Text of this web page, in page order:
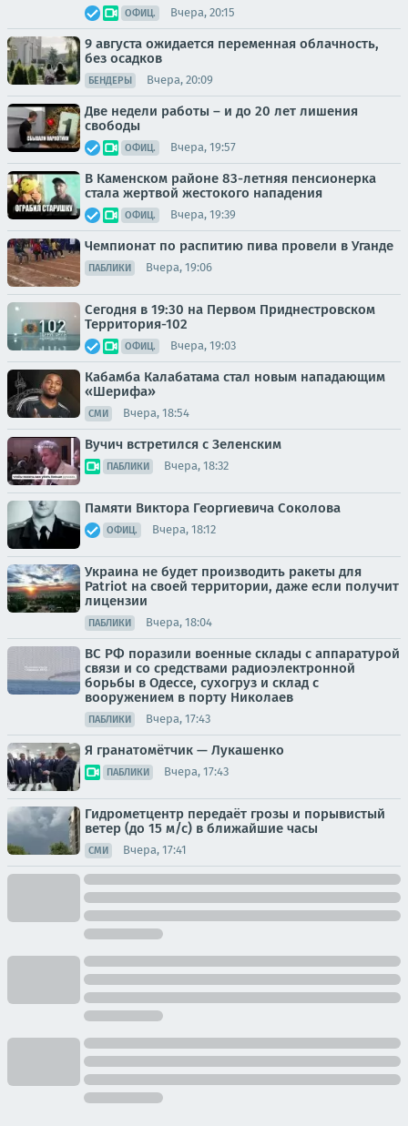
ОФИЦ. Вчера, 20:15
9 августа ожидается переменная облачность,
без осадков
БЕНДЕРЫ Вчера, 20:09
Две недели работы – и до 20 лет лишения
свободы
ОФИЦ. Вчера, 19:57
В Каменском районе 83-летняя пенсионерка
стала жертвой жестокого нападения
ОФИЦ. Вчера, 19:39
Чемпионат по распитию пива провели в Уганде
ПАБЛИКИ Вчера, 19:06
Сегодня в 19:30 на Первом Приднестровском
Территория-102
ОФИЦ. Вчера, 19:03
Кабамба Калабатама стал новым нападающим
«Шерифа»
СМИ Вчера, 18:54
Вучич встретился с Зеленским
ПАБЛИКИ Вчера, 18:32
Памяти Виктора Георгиевича Соколова
ОФИЦ. Вчера, 18:12
Украина не будет производить ракеты для
Patriot на своей территории, даже если получит
лицензии
ПАБЛИКИ Вчера, 18:04
ВС РФ поразили военные склады с аппаратурой
связи и со средствами радиоэлектронной
борьбы в Одессе, сухогруз и склад с
вооружением в порту Николаев
ПАБЛИКИ Вчера, 17:43
Я гранатомётчик — Лукашенко
ПАБЛИКИ Вчера, 17:43
Гидрометцентр передаёт грозы и порывистый
ветер (до 15 м/с) в ближайшие часы
СМИ Вчера, 17:41